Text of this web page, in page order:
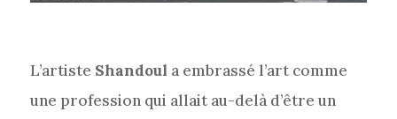
L’artiste Shandoul a embrassé l’art comme
une profession qui allait au-delà d’être un